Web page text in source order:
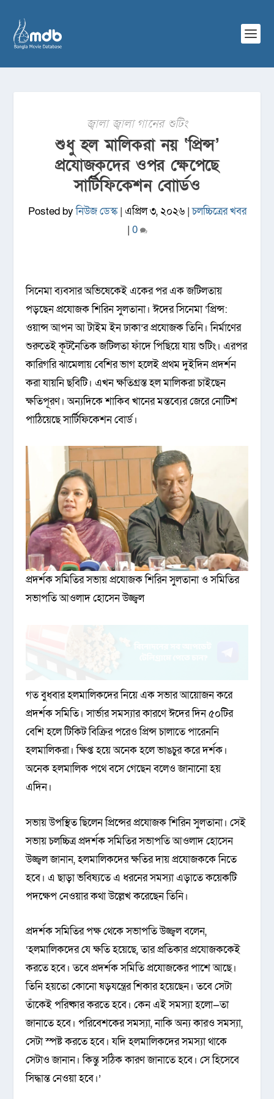
জ্বালা জ্বালা গানের শুটিং
শুধু হল মালিকরা নয় ‘প্রিন্স’
প্রযোজকদের ওপর ক্ষেপেছে
সার্টিফিকেশন বোার্ডও
Posted byনিউজ ডেস্ক| এপ্রিল ৩, ২০২৬|চলচ্চিত্রের খবর
| 0
সিনেমা ব্যবসার অভিষেকেই একের পর এক জটিলতায়
পড়ছেন প্রযোজক শিরিন সুলতানা। ঈদের সিনেমা ‘প্রিন্স:
ওয়ান্স আপন আ টাইম ইন ঢাকা’র প্রযোজক তিনি। নির্মাণের
শুরুতেই কূটনৈতিক জটিলতা ফাঁদে পিছিয়ে যায় শুটিং। এরপর
কারিগরি ঝামেলায় বেশির ভাগ হলেই প্রথম দুইদিন প্রদর্শন
করা যায়নি ছবিটি। এখন ক্ষতিগ্রস্ত হল মালিকরা চাইছেন
ক্ষতিপূরণ। অন্যদিকে শাকিব খানের মন্তব্যের জেরে নোটিশ
পাঠিয়েছে সার্টিফিকেশন বোর্ড।
প্রদর্শক সমিতির সভায় প্রযোজক শিরিন সুলতানা ও সমিতির
সভাপতি আওলাদ হোসেন উজ্জ্বল
গত বুধবার হলমালিকদের নিয়ে এক সভার আয়োজন করে
প্রদর্শক সমিতি। সার্ভার সমস্যার কারণে ঈদের দিন ৫০টির
বেশি হলে টিকিট বিক্রির পরেও প্রিন্স চালাতে পারেননি
হলমালিকরা। ক্ষিপ্ত হয়ে অনেক হলে ভাঙচুর করে দর্শক।
অনেক হলমালিক পথে বসে গেছেন বলেও জানানো হয়
এদিন।
সভায় উপস্থিত ছিলেন প্রিন্সের প্রযোজক শিরিন সুলতানা। সেই
সভায় চলচ্চিত্র প্রদর্শক সমিতির সভাপতি আওলাদ হোসেন
উজ্জ্বল জানান, হলমালিকদের ক্ষতির দায় প্রযোজককে নিতে
হবে। এ ছাড়া ভবিষ্যতে এ ধরনের সমস্যা এড়াতে কয়েকটি
পদক্ষেপ নেওয়ার কথা উল্লেখ করেছেন তিনি।
প্রদর্শক সমিতির পক্ষ থেকে সভাপতি উজ্জ্বল বলেন,
‘হলমালিকদের যে ক্ষতি হয়েছে, তার প্রতিকার প্রযোজককেই
করতে হবে। তবে প্রদর্শক সমিতি প্রযোজকের পাশে আছে।
তিনি হয়তো কোনো ষড়যন্ত্রের শিকার হয়েছেন। তবে সেটা
তাঁকেই পরিষ্কার করতে হবে। কেন এই সমস্যা হলো—তা
জানাতে হবে। পরিবেশকের সমস্যা, নাকি অন্য কারও সমস্যা,
সেটা স্পষ্ট করতে হবে। যদি হলমালিকদের সমস্যা থাকে
সেটাও জানান। কিন্তু সঠিক কারণ জানাতে হবে। সে হিসেবে
সিদ্ধান্ত নেওয়া হবে।’